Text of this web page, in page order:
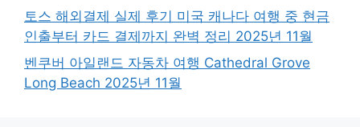
토스 해외결제 실제 후기 미국 캐나다 여행 중 현금
인출부터 카드 결제까지 완벽 정리 2025년 11월
벤쿠버 아일랜드 자동차 여행 Cathedral Grove
Long Beach 2025년 11월